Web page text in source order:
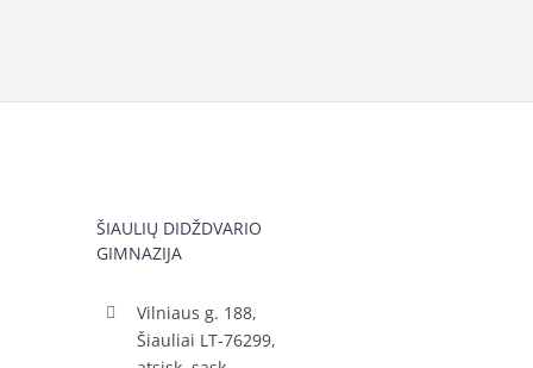
ŠIAULIŲ DIDŽDVARIO
GIMNAZIJA
Vilniaus g. 188,
Šiauliai LT-76299,